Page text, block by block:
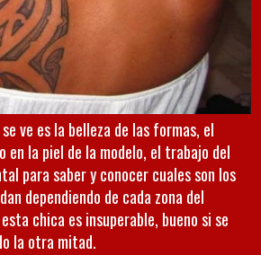
ve es la belleza de las formas, el
en la piel de la modelo, el trabajo del
para saber y conocer cuales son los
dependiendo de cada zona del
chica es insuperable, bueno si se
la otra mitad.